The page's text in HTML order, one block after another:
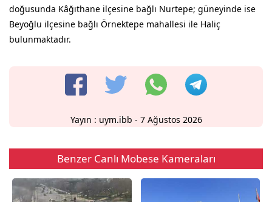
doğusunda Kâğıthane ilçesine bağlı Nurtepe; güneyinde ise
Beyoğlu ilçesine bağlı Örnektepe mahallesi ile Haliç
bulunmaktadır.
Yayın : uym.ibb - 7 Ağustos 2026
Benzer Canlı Mobese Kameraları